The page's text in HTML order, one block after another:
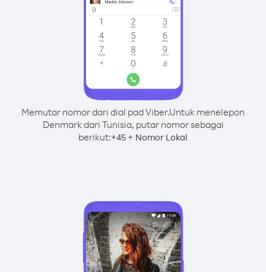
Memutar nomor dari dial pad Viber.Untuk menelepon
Denmark dari Tunisia, putar nomor sebagai
berikut:+45 + Nomor Lokal